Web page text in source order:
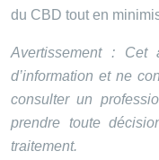
du CBD tout en
Avertissement : Cet
d’information et ne
consulter un
prendre toute
traitement.